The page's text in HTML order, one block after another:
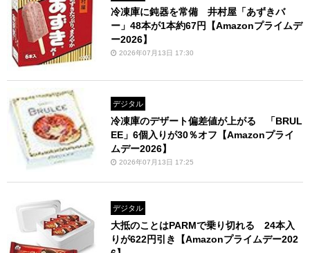
冷凍庫に鈍器を常備 井村屋「あずきバ
ー」48本が1本約67円【Amazonプライムデ
ー2026】
2026年07月13日 17:30
デジタル
冷凍庫のデザート偏差値が上がる 「BRUL
EE」6個入りが30％オフ【Amazonプライ
ムデー2026】
2026年07月13日 17:25
デジタル
大抵のことはPARMで乗り切れる 24本入
りが622円引き【Amazonプライムデー202